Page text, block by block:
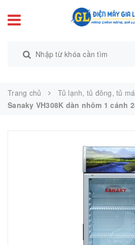
Trang chủ Tủ lạnh, tủ đông, tủ
Sanaky VH308K dàn nhôm 1 cánh